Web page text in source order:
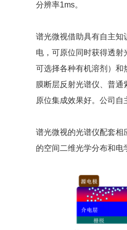
分辨率1ms。
谱光微视借助具有自主知
电，可原位同时获得透射
可选择各种有机溶剂）和
膜断层反射光谱仪、普通
原位集成效果好。公司自
谱光微视的光谱仪配套相
的空间二维光学分布和电